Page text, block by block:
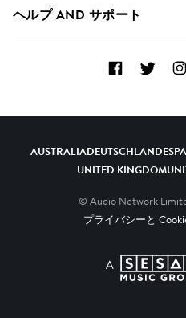
アルバム
ヘルプ AND サポート
FacebookTwitter
AUSTRALIADEUTSCHLAND
UNITED KINGDOM
© Audio Network
プライバシーと